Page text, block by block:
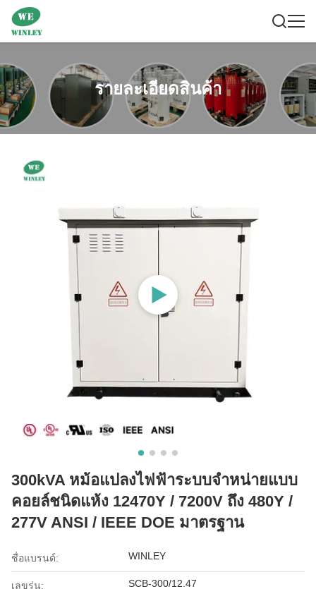
รายละเอียดสินค้า
300kVA หม้อแปลงไฟฟ้าระบบจำหน่ายแบบ
คอยล์ชนิดแห้ง 12470Y / 7200V ถึง 480Y /
277V ANSI / IEEE DOE มาตรฐาน
ชื่อแบรนด์: WINLEY
เลขรุ่น: SCB-300/12.47